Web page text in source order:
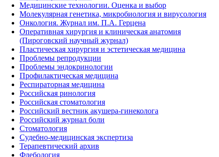
Медицинские технологии. Оценка и выбор
Молекулярная генетика, микробиология и вирусология
Онкология. Журнал им. П.А. Герцена
Оперативная хирургия и клиническая анатомия
(Пироговский научный журнал)
Пластическая хирургия и эстетическая медицина
Проблемы репродукции
Проблемы эндокринологии
Профилактическая медицина
Респираторная медицина
Российская ринология
Российская стоматология
Российский вестник акушера-гинеколога
Российский журнал боли
Стоматология
Судебно-медицинская экспертиза
Терапевтический архив
Флебология